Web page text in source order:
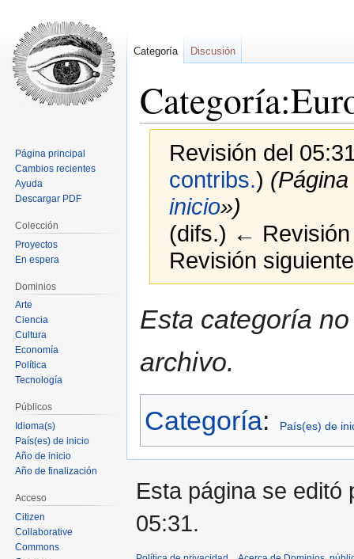
Revisión del
contribs.)
inicio»)
(difs.) ← Revisión
Revisión
a
navegación
a
búsqueda
Esta categoría
archivo.
Categoría: País(es) de
Categoría Discusión
Página principal
Cambios recientes
Ayuda
Descargar PDF
Colección
Proyectos
En espera
Dominios
Arte
Ciencia
Cultura
Economía
Política
Tecnología
Públicos
Idioma(s)
País(es) de inicio
Año de inicio
Año de finalización
Acceso
Citizen
Collaborative
Commons
Esta página se editó
05:31.